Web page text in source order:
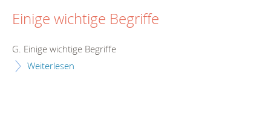
Einige wichtige Begriffe
G. Einige wichtige Begriffe
Weiterlesen